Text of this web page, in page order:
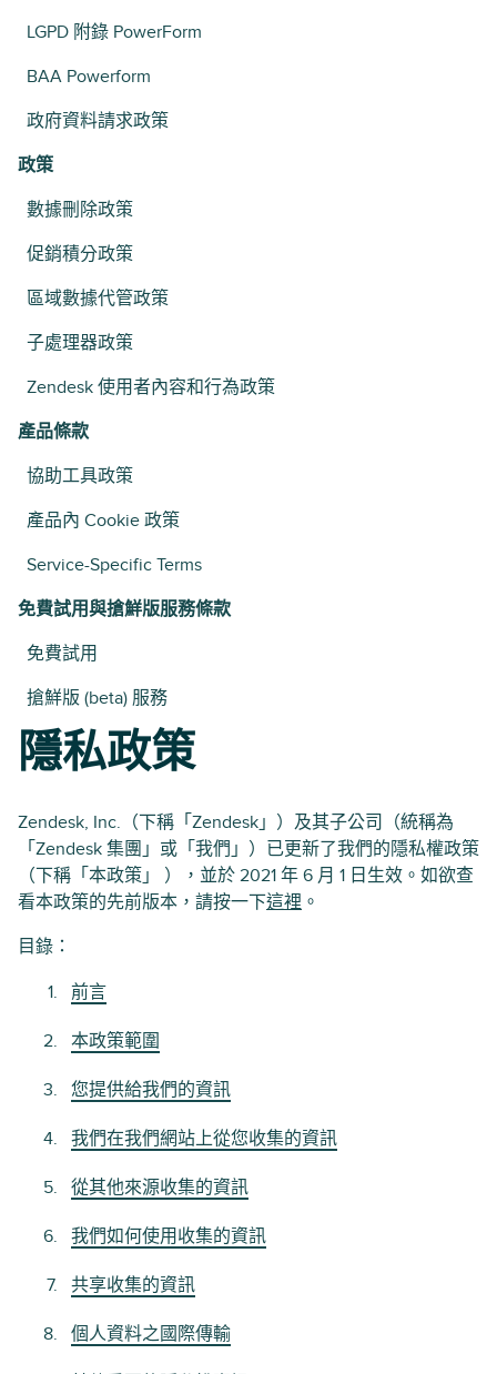
LGPD 附錄 PowerForm
BAA Powerform
政府資料請求政策
政策
數據刪除政策
促銷積分政策
區域數據代管政策
子處理器政策
Zendesk 使用者內容和行為政策
產品條款
協助工具政策
產品內 Cookie 政策
Service-Specific Terms
免費試用與搶鮮版服務條款
免費試用
搶鮮版 (beta) 服務
隱私政策
Zendesk, Inc.（下稱「Zendesk」）及其子公司（統稱為
「Zendesk 集團」或「我們」）已更新了我們的隱私權政策
（下稱「本政策」 ），並於 2021 年 6 月 1 日生效。如欲查
看本政策的先前版本，請按一下這裡 。
目錄：
前言
本政策範圍
您提供給我們的資訊
我們在我們網站上從您收集的資訊
從其他來源收集的資訊
我們如何使用收集的資訊
共享收集的資訊
個人資料之國際傳輸